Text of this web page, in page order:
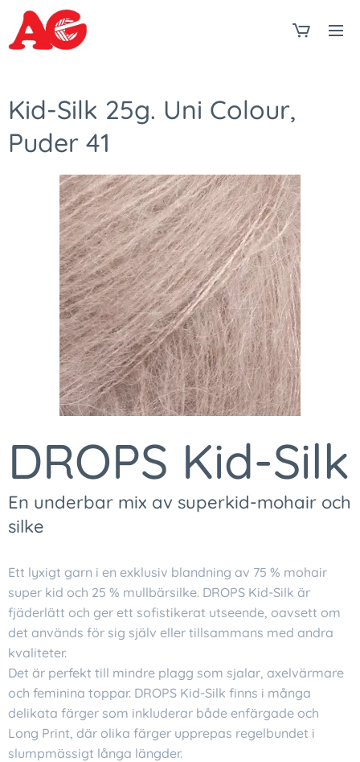
Kid-Silk 25g. Uni Colour,
Puder 41
DROPS Kid-Silk
En underbar mix av superkid-mohair och
silke
Ett lyxigt garn i en exklusiv blandning av 75 % mohair
super kid och 25 % mullbärsilke. DROPS Kid-Silk är
fjäderlätt och ger ett sofistikerat utseende, oavsett om
det används för sig själv eller tillsammans med andra
kvaliteter.
Det är perfekt till mindre plagg som sjalar, axelvärmare
och feminina toppar. DROPS Kid-Silk finns i många
delikata färger som inkluderar både enfärgade och
Long Print, där olika färger upprepas regelbundet i
slumpmässigt långa längder.